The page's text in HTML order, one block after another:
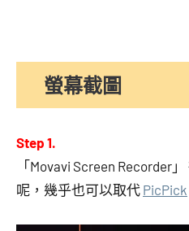
螢幕截圖
Step 1.
「Movavi Screen Recorder
呢，幾乎也可以取代 PicPick